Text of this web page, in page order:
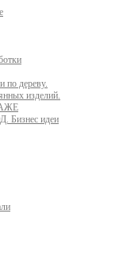
по дереву.
изделий.
идеи